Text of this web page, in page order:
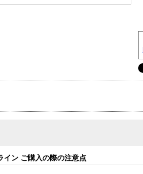
イン ご購入の際の注意点